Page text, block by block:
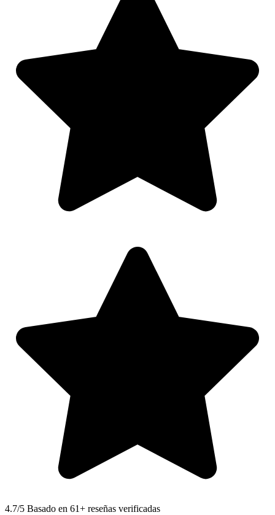
4.7/5 Basado en 61+ reseñas verificadas